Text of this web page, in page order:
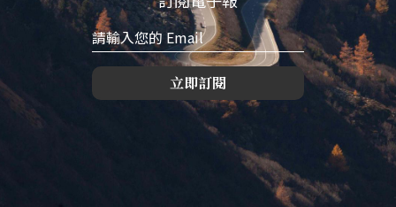
立即訂閱